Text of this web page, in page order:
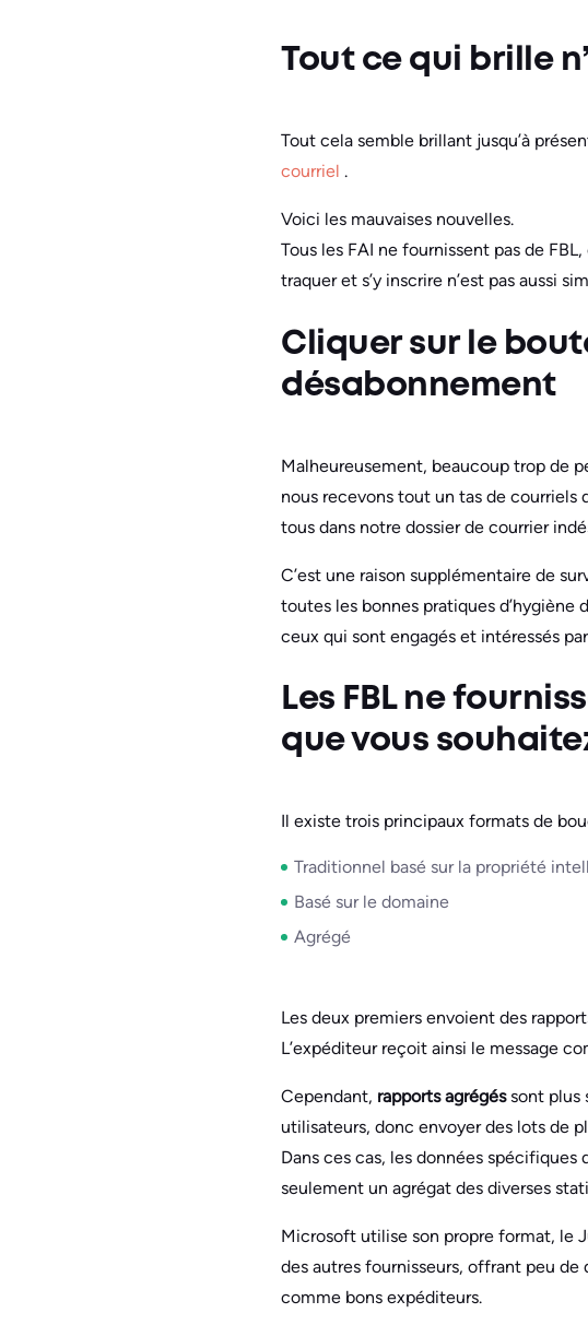
Tout ce qui brille
Tout cela semble brillant jusqu’à
courriel .
Voici les mauvaises nouvelles.
Tous les FAI ne fournissent pas de
traquer et s’y inscrire n’est pas aussi
Cliquer sur le
désabonnement
Malheureusement, beaucoup trop de
nous recevons tout un tas de courriels
tous dans notre dossier de courrier
C’est une raison supplémentaire de
toutes les bonnes pratiques d’hygiène
ceux qui sont engagés et intéressés
Les FBL ne
que vous
Il existe trois principaux formats de
Traditionnel basé sur la propriété
Basé sur le domaine
Agrégé
Les deux premiers envoient des
L’expéditeur reçoit ainsi le message
Cependant, rapports agrégéssont plus
utilisateurs, donc envoyer des lots de
Dans ces cas, les données
seulement un agrégat des diverses
Microsoft utilise son propre format, le
des autres fournisseurs, offrant peu
comme bons expéditeurs.